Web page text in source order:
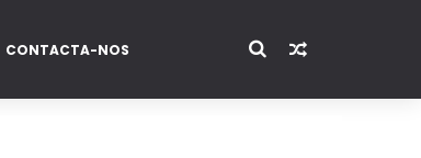
CONTACTA-NOS